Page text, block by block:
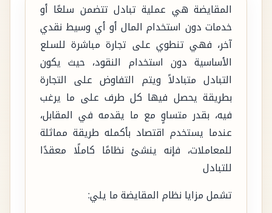
المقايضة هي عملية تبادل تتضمن سلعًا أو
خدمات دون استخدام المال أو أي وسيط نقدي
آخر، فهي تنطوي على تجارة مباشرة للسلع
الأساسية دون استخدام النقود، حيث يكون
التبادل متبادلاً ويتم التفاوض على التجارة
بطريقة يحصل فيها كل طرف على ما يرغب
فيه، بقدر متساوٍ مع ما يقدمه في المقابل،
عندما يستخدم اقتصاد بأكمله طريقة مماثلة
للمعاملات، فإنه ينشئ نظامًا كاملًا معقدًا
للتبادل
تشمل مزايا نظام المقايضة ما يلي: